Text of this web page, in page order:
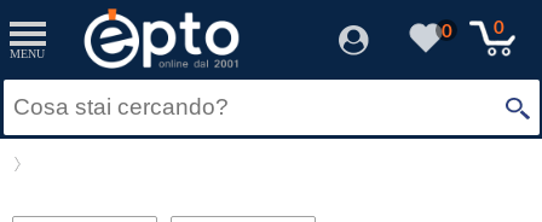
MENU
0 0
filter_fprezzo
Prezzo minimo
Resetta
filter_adds
Solo Promozioni
Resetta